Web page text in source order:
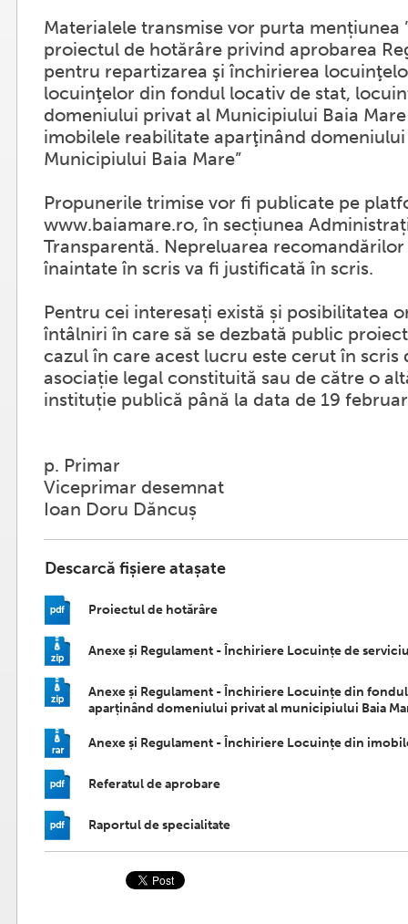
Materialele transmise vor purta mențiunea
proiectul de hotărâre privind aprobarea
pentru repartizarea şi închirierea
locuinţelor din fondul locativ de stat,
domeniului privat al Municipiului Baia
imobilele reabilitate aparţinând
Municipiului Baia Mare”
Propunerile trimise vor fi publicate pe
www.baiamare.ro, în secțiunea
Transparentă. Nepreluarea
înaintate în scris va fi justificată în scris.
Pentru cei interesați există și posibilitatea
întâlniri în care să se dezbată public
cazul în care acest lucru este cerut în scris
asociație legal constituită sau de către o
instituție publică până la data de 19
p. Primar
Viceprimar desemnat
Ioan Doru Dăncuș
Descarcă fișiere atașate
Proiectul de hotărâre
Anexe și Regulament - Închiriere Locuințe de
Anexe și Regulament - Închiriere Locuințe din
aparținând domeniului privat al municipiului Baia
Anexe și Regulament - Închiriere Locuințe din
Referatul de aprobare
Raportul de specialitate